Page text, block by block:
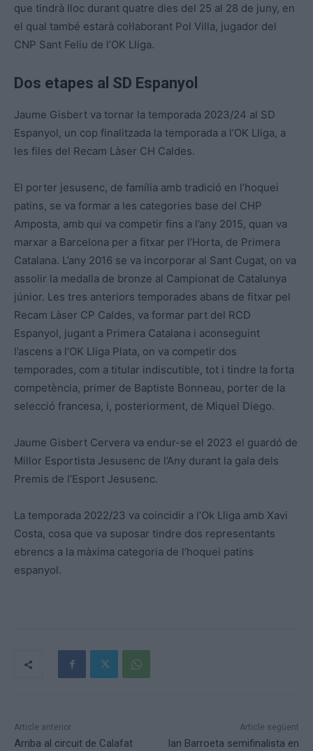
que tindrà lloc durant quatre dies del 25 al 28 de juny, en
el qual també estarà col·laborant Pol Villa, jugador del
CNP Sant Feliu de l’OK Lliga.
Dos etapes al SD Espanyol
Jaume Gisbert va tornar la temporada 2023/24 al SD
Espanyol, un cop finalitzada la temporada a l’OK Lliga, a
les files del Recam Làser CH Caldes.
El porter jesusenc, de família amb tradició en l’hoquei
patins, se va formar a les categories base del CHP
Amposta, amb qui va competir fins a l’any 2015, quan va
marxar a Barcelona per a fitxar per l’Horta, de Primera
Catalana. L’any 2016 se va incorporar al Sant Cugat, on va
assolir la medalla de bronze al Campionat de Catalunya
júnior. Les tres anteriors temporades abans de fitxar pel
Recam Làser CP Caldes, va formar part del RCD
Espanyol, jugant a Primera Catalana i aconseguint
l’ascens a l’OK Lliga Plata, on va competir dos
temporades, com a titular indiscutible, tot i tindre la forta
competència, primer de Baptiste Bonneau, porter de la
selecció francesa, i, posteriorment, de Miquel Diego.
Jaume Gisbert Cervera va endur-se el 2023 el guardó de
Millor Esportista Jesusenc de l’Any durant la gala dels
Premis de l’Esport Jesusenc.
La temporada 2022/23 va coincidir a l’Ok Lliga amb Xavi
Costa, cosa que va suposar tindre dos representants
ebrencs a la màxima categoria de l’hoquei patins
espanyol.
Article anterior
Arriba al circuit de Calafat
Article següent
Ian Barroeta semifinalista en